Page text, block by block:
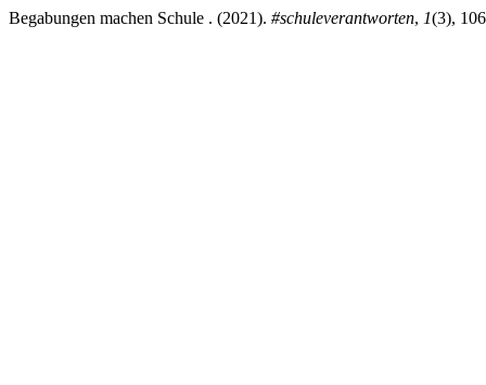
Begabungen machen Schule . (2021). #schuleverantworten, 1(3),